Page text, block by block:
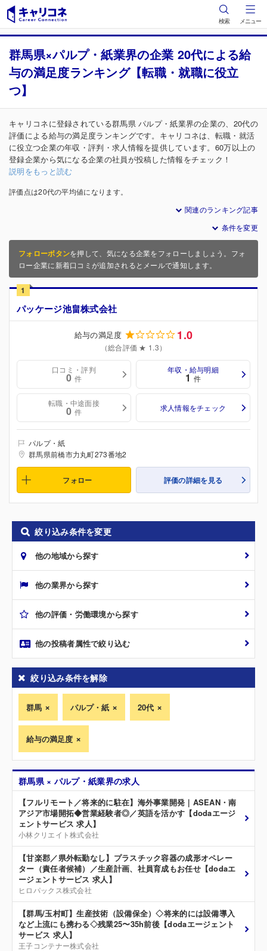
検索 メニュー
群馬県×パルプ・紙業界の企業 20代による給
与の満足度ランキング【転職・就職に役立
つ】
キャリコネに登録されている群馬県 パルプ・紙業界の企業の、20代の
評価による給与の満足度ランキングです。キャリコネは、転職・就活
に役立つ企業の年収・評判・求人情報を提供しています。60万以上の
登録企業から気になる企業の社員が投稿した情報をチェック！
説明をもっと読む
評価点は20代の平均値になります。
関連のランキング記事
条件を変更
フォローボタンを押して、気になる企業をフォローしましょう。フォ
ロー企業に新着口コミが追加されるとメールで通知します。
1
パッケージ池畠株式会社
給与の満足度 1.0
（総合評価 ★ 1.3）
口コミ・評判
0 件
年収・給与明細
1 件
転職・中途面接
0 件 求人情報をチェック
パルプ・紙
群馬県前橋市力丸町273番地2
フォロー 評価の詳細を見る
絞り込み条件を変更
他の地域から探す
他の業界から探す
他の評価・労働環境から探す
他の投稿者属性で絞り込む
絞り込み条件を解除
群馬 パルプ・紙 20代
給与の満足度
群馬県 × パルプ・紙業界の求人
【フルリモート／将来的に駐在】海外事業開発｜ASEAN・南
アジア市場開拓◆営業経験者◎／英語を活かす【dodaエージ
ェントサービス 求人】
小林クリエイト株式会社
【甘楽郡／県外転勤なし】プラスチック容器の成形オペレー
ター（責任者候補）／生産計画、社員育成もお任せ【dodaエ
ージェントサービス 求人】
ヒロパックス株式会社
【群馬/玉村町】生産技術（設備保全）◇将来的には設備導入
など上流にも携わる◇残業25〜35h前後【dodaエージェント
サービス 求人】
王子コンテナー株式会社